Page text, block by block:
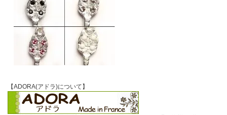
【ADORA(アドラ)について】